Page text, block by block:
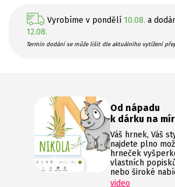
Vyrobíme v pondělí 10.08. a
12.08.
Termín dodání se může lišit dle aktuálního vytížení
Od nápadu
k dárku na
Váš hrnek, Váš
najdete plno
hrneček
vlastních
nebo široké
video